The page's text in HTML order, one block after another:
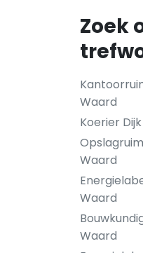
Zoek
Waard
Koerier
Waard
Waard
Waard